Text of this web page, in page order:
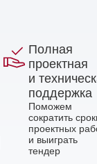
Полная
проектная
и
поддержка
Поможем
сократить
проектных
и выиграть
тендер